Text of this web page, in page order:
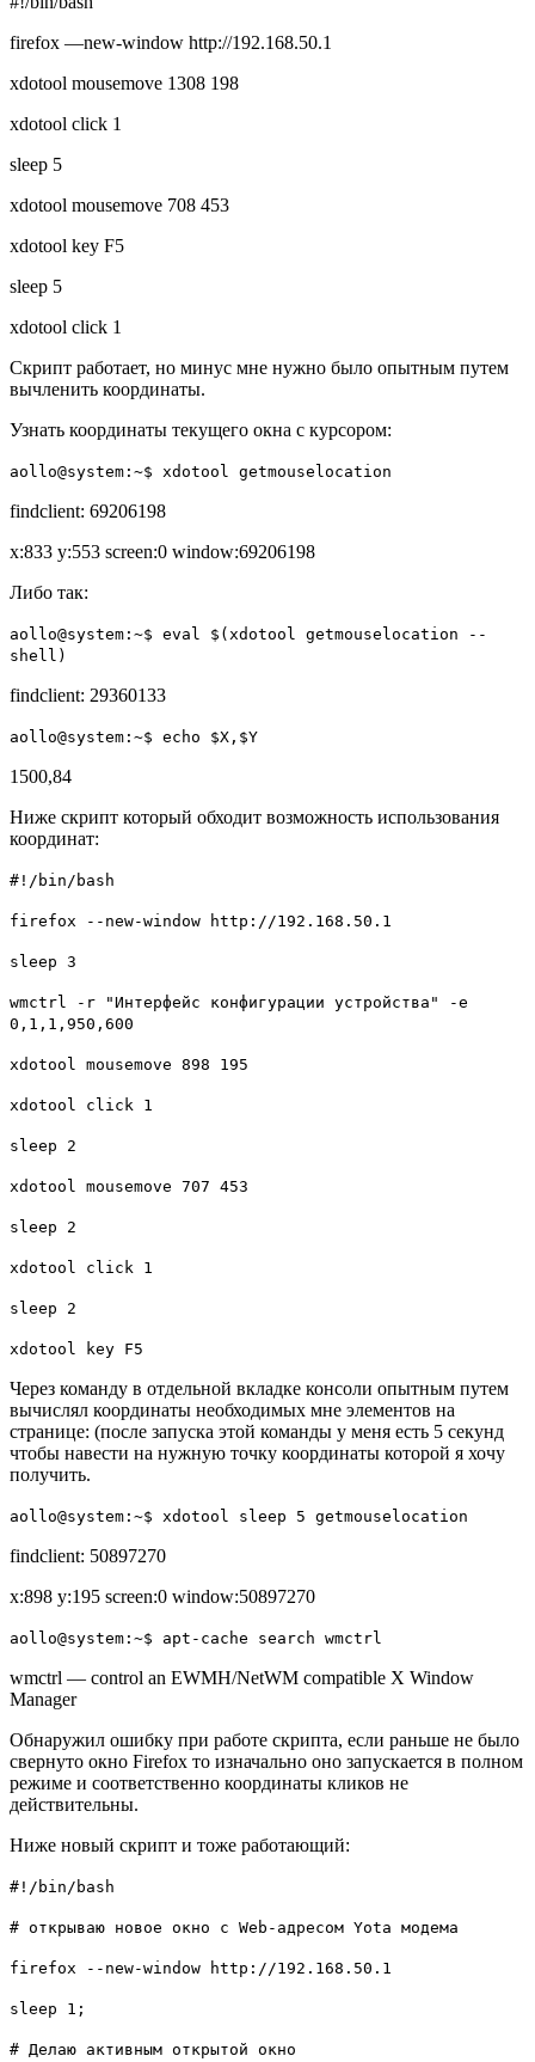
firefox —new-window http://192.168.50.1
xdotool mousemove 1308 198
xdotool click 1
sleep 5
xdotool mousemove 708 453
xdotool key F5
sleep 5
xdotool click 1
Скрипт работает, но минус мне нужно было опытным путем
вычленить координаты.
Узнать координаты текущего окна с курсором:
aollo@system:~$ xdotool getmouselocation
findclient: 69206198
x:833 y:553 screen:0 window:69206198
Либо так:
aollo@system:~$ eval $(xdotool getmouselocation --
shell)
findclient: 29360133
aollo@system:~$ echo $X,$Y
1500,84
Ниже скрипт который обходит возможность использования
координат:
#!/bin/bash
firefox --new-window http://192.168.50.1
sleep 3
wmctrl -r "Интерфейс конфигурации устройства" -e
0,1,1,950,600
xdotool mousemove 898 195
xdotool click 1
sleep 2
xdotool mousemove 707 453
sleep 2
xdotool click 1
sleep 2
xdotool key F5
Через команду в отдельной вкладке консоли опытным путем
вычислял координаты необходимых мне элементов на
странице: (после запуска этой команды у меня есть 5 секунд
чтобы навести на нужную точку координаты которой я хочу
получить.
aollo@system:~$ xdotool sleep 5 getmouselocation
findclient: 50897270
x:898 y:195 screen:0 window:50897270
aollo@system:~$ apt-cache search wmctrl
wmctrl — control an EWMH/NetWM compatible X Window
Manager
Обнаружил ошибку при работе скрипта, если раньше не было
свернуто окно Firefox то изначально оно запускается в полном
режиме и соответственно координаты кликов не
действительны.
Ниже новый скрипт и тоже работающий:
#!/bin/bash
# открываю новое окно с Web-адресом Yota модема
firefox --new-window http://192.168.50.1
sleep 1;
# Делаю активным открытой окно